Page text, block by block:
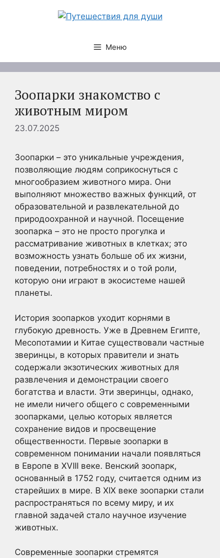
Меню
Зоопарки знакомство с
животным миром
23.07.2025
Зоопарки – это уникальные учреждения,
позволяющие людям соприкоснуться с
многообразием животного мира. Они
выполняют множество важных функций, от
образовательной и развлекательной до
природоохранной и научной. Посещение
зоопарка – это не просто прогулка и
рассматривание животных в клетках; это
возможность узнать больше об их жизни,
поведении, потребностях и о той роли,
которую они играют в экосистеме нашей
планеты.
История зоопарков уходит корнями в
глубокую древность. Уже в Древнем Египте,
Месопотамии и Китае существовали частные
зверинцы, в которых правители и знать
содержали экзотических животных для
развлечения и демонстрации своего
богатства и власти. Эти зверинцы, однако,
не имели ничего общего с современными
зоопарками, целью которых является
сохранение видов и просвещение
общественности. Первые зоопарки в
современном понимании начали появляться
в Европе в XVIII веке. Венский зоопарк,
основанный в 1752 году, считается одним из
старейших в мире. В XIX веке зоопарки стали
распространяться по всему миру, и их
главной задачей стало научное изучение
животных.
Современные зоопарки стремятся